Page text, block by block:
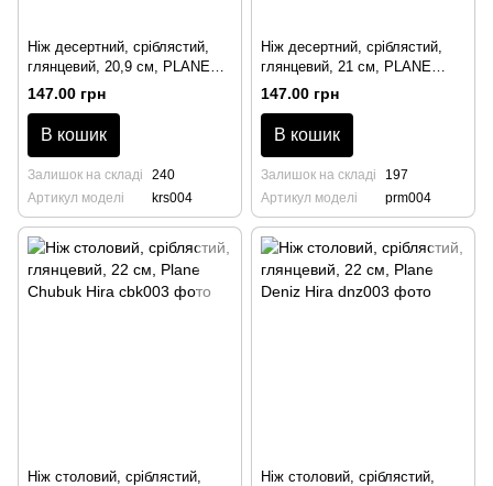
Ніж десертний, сріблястий,
глянцевий, 20,9 см, PLANE
KRISTAL Hira
147.00 грн
В кошик
Залишок на складі
240
Артикул моделі
krs004
Ніж десертний, сріблястий,
глянцевий, 21 см, PLANE
PIRAMIT Hira
147.00 грн
В кошик
Залишок на складі
197
Артикул моделі
prm004
Ніж столовий, сріблястий,
Ніж столовий, сріблястий,